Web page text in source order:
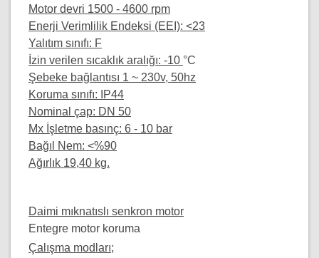
Motor devri 1500 - 4600 rpm
Enerji Verimlilik Endeksi (EEI): <23
Yalıtım sınıfı: F
İzin verilen sıcaklık aralığı: -10 °C
Şebeke bağlantısı 1 ~ 230v, 50hz
Koruma sınıfı: IP44
Nominal çap: DN 50
Mx İşletme basınç: 6 - 10 bar
Bağıl Nem: <%90
Ağırlık 19,40 kg.
Daimi mıknatıslı senkron motor
Entegre motor koruma
Çalışma modları;